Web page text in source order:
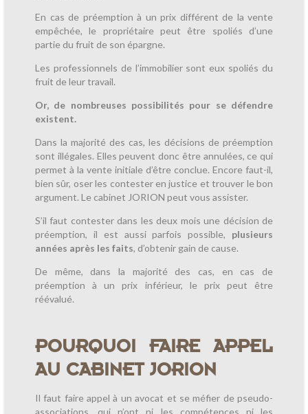
En cas de préemption à un prix différent de la vente
empêchée, le propriétaire peut être spoliés d’une
partie du fruit de son épargne.
Les professionnels de l’immobilier sont eux spoliés du
fruit de leur travail.
Or, de nombreuses possibilités pour se défendre
existent.
Dans la majorité des cas, les décisions de préemption
sont illégales. Elles peuvent donc être annulées, ce qui
permet à la vente initiale d’être conclue. Encore faut-il,
bien sûr, oser les contester en justice et trouver le bon
argument. Le cabinet JORION peut vous assister.
S’il faut contester dans les deux mois une décision de
préemption, il est aussi parfois possible, plusieurs
années après les faits, d’obtenir gain de cause.
De même, dans la majorité des cas, en cas de
préemption à un prix inférieur, le prix peut être
réévalué.
POURQUOI FAIRE APPEL
AU CABINET JORION
Il faut faire appel à un avocat et se méfier de pseudo-
associations, qui n’ont ni les compétences ni les